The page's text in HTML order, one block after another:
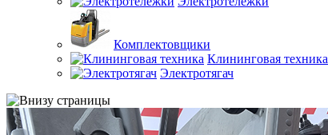
Комплектовщики
Клининговая техника
Электротягач